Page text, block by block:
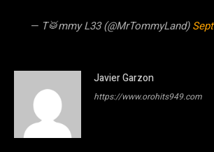
— T🥁mmy L33 (@MrTommyLand)
Javier Garzon
https://www.orohits949.com